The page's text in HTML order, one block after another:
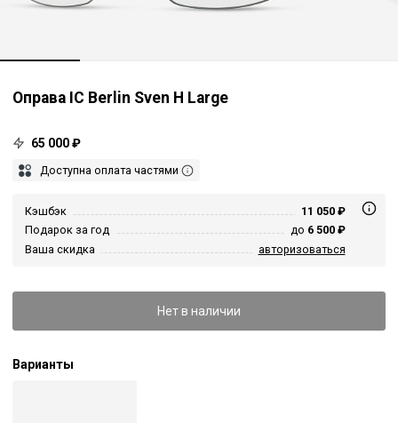
Оправа IC Berlin Sven H Large
65 000 ₽
Доступна оплата частями
Кэшбэк
11 050 ₽
Подарок за год
до 6 500 ₽
Ваша скидка
авторизоваться
Нет в наличии
Варианты